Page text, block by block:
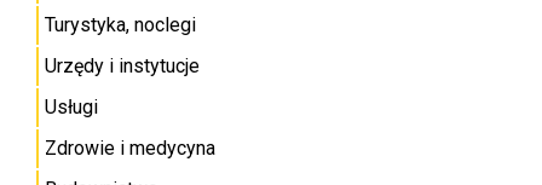
Turystyka, noclegi
Urzędy i instytucje
Usługi
Zdrowie i medycyna